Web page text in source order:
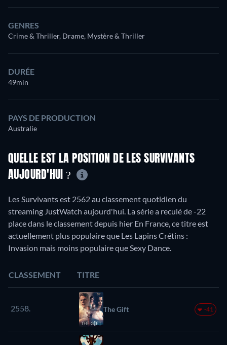
GENRES
Crime & Thriller, Drame, Mystère & Thriller
DURÉE
49min
PAYS DE PRODUCTION
Australie
QUELLE EST LA POSITION DE LES SURVIVANTS
AUJOURD'HUI ?
Les Survivants est 2562 au classement quotidien du
streaming JustWatch aujourd'hui. La série a reculé de -22
place dans le classement depuis hier En France, ce titre est
actuellement plus populaire que Les Lapins Crétins :
Invasion mais moins populaire que Sexy Dance.
CLASSEMENT TITRE
2558. The Gift -41